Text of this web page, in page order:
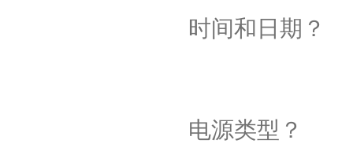
时间和日期？
电源类型？